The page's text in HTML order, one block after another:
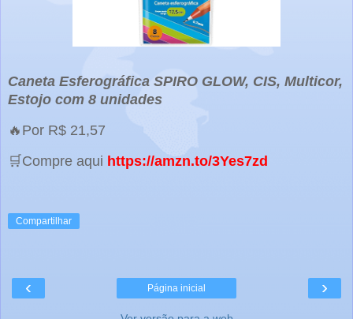
Caneta Esferográfica SPIRO GLOW, CIS, Multicor,
Estojo com 8 unidades
🔥Por R$ 21,57
🛒Compre aqui https://amzn.to/3Yes7zd
Compartilhar
‹ ›
Página inicial